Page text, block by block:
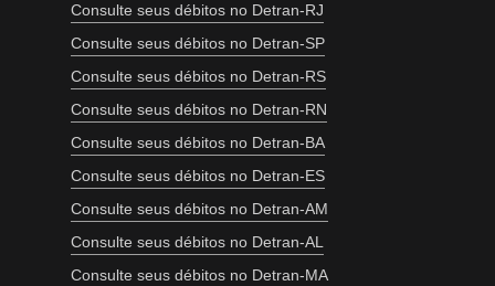
Consulte seus débitos no Detran-RJ
Consulte seus débitos no Detran-SP
Consulte seus débitos no Detran-RS
Consulte seus débitos no Detran-RN
Consulte seus débitos no Detran-BA
Consulte seus débitos no Detran-ES
Consulte seus débitos no Detran-AM
Consulte seus débitos no Detran-AL
Consulte seus débitos no Detran-MA